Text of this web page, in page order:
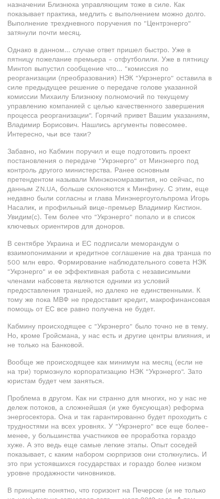
назначении Близнюка управляющим тоже в силе. Как
показывает практика, медлить с выполнением можно долго.
Выполнение трехдневного поручения по "Центрэнерго"
затянули почти месяц.
Однако в данном… случае ответ пришел быстро. Уже в
пятницу пожелание премьера - отфутболили. Уже в пятницу
Минтоп выпустил сообщение что… "комиссия по
реорганизации (преобразования) НЭК "Укрэнерго" оставила в
силе предыдущее решение о передаче голове указанной
комиссии Михаилу Близнюку полномочий по текущему
управлению компанией с целью качественного завершения
процесса реорганизации". Горячий привет Вашим указаниям,
Владимир Борисович. Нашлись аргументы повесомее.
Интересно, чьи все таки?
Забавно, но Кабмин поручил и еще подготовить проект
постановления о передаче "Укрэнерго" от Минэнерго под
контроль другого министерства. Ранее основным
претендентом называли Минэкономразвития, но сейчас, по
данным ZN.UA, больше склоняются к Минфину. С этим, еще
недавно были согласны и глава Минэнергоугольпрома Игорь
Насалик, и профильный вице-премьер Владимир Кистион.
Увидим(с). Тем более что "Укрэнерго" попало и в список
ключевых ориентиров для доноров.
В сентябре Украина и ЕС подписали меморандум о
взаимопонимании и кредитное соглашение на два транша по
500 млн евро. Формирование наблюдательного совета НЭК
"Укрэнерго" и ее эффективная работа с независимыми
членами набсовета являются одними из условий
предоставления траншей, но далеко не единственными. К
тому же пока МВФ не предоставит кредит, макрофинансовая
помощь от ЕС все равно получена не будет.
Кабмину происходящее с "Укрэнерго" было точно не в тему.
Но, кроме Гройсмана, у нас есть и другие центры влияния, и
не только на Банковой.
Вообще же происходящее как минимум на месяц (если не
на три) тормознуло корпоратизацию НЭК "Укрэнерго". Зато
юристам будет чем заняться.
Проблема в другом. Как ни странно для многих, но у нас не
дележ потоков, а сложнейшая (и уже буксующая) реформа
энергосектора. Она и так гарантированно будет проходить с
трудностями на всех уровнях. У "Укрэнерго" все еще более-
менее, у большинства участников ее проработка гораздо
хуже. А это ведь еще самые легкие этапы. Опыт соседей
показывает, с каким набором сюрпризов они столкнулись. И
это при устоявшихся государствах и гораздо более низком
уровне продажности чиновников.
В принципе понятно, что горизонт на Печерске (и не только